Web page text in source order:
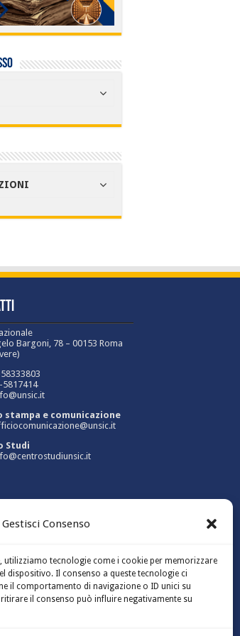
Gestisci Consenso
utilizziamo tecnologie come i cookie per memorizzare
dispositivo. Il consenso a queste tecnologie ci
il comportamento di navigazione o ID unici su
il consenso può influire negativamente su
Bargoni, 78 – 00153 Roma
5817414
stampa e comunicazione
Studi